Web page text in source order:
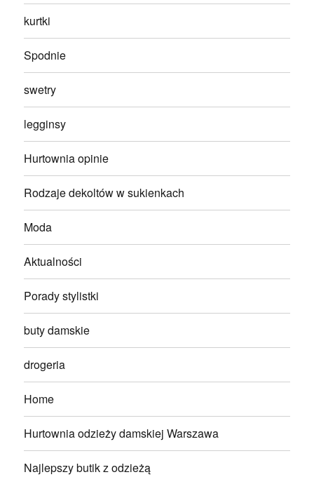
kurtki
Spodnie
swetry
legginsy
Hurtownia opinie
Rodzaje dekoltów w sukienkach
Moda
Aktualności
Porady stylistki
buty damskie
drogeria
Home
Hurtownia odzieży damskiej Warszawa
Najlepszy butik z odzieżą